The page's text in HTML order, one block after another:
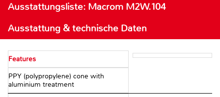
Ausstattungsliste: Macrom M2W.104
Ausstattung & technische Daten
Features
PPY (polypropylene) cone with
aluminium treatment